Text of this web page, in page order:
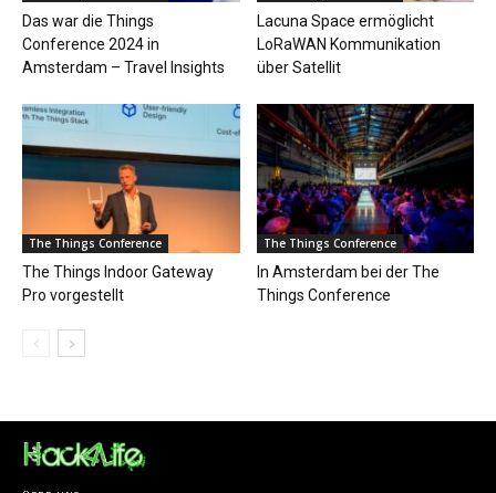
Das war die Things
Conference 2024 in
Amsterdam – Travel Insights
Lacuna Space ermöglicht
LoRaWAN Kommunikation
über Satellit
The Things Conference
The Things Indoor Gateway
Pro vorgestellt
The Things Conference
In Amsterdam bei der The
Things Conference